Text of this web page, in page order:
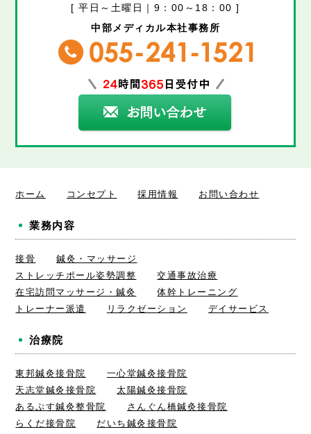
[ 平日～土曜日｜9：00～18：00 ]
中部メディカル本社事務所
ホーム コンセプト 採用情報 お問い合わせ
業務内容
接骨
鍼灸・マッサージ
ストレッチポール姿勢調整
交通事故治療
在宅訪問マッサージ・鍼灸
体幹トレーニング
トレーナー派遣
リラクゼーション デイサービス
治療院
東邦鍼灸接骨院
一心堂鍼灸接骨院
天志堂鍼灸接骨院
太陽鍼灸接骨院
あるぷす鍼灸整骨院
さんぐん橋鍼灸接骨院
らくだ接骨院
だいち鍼灸接骨院